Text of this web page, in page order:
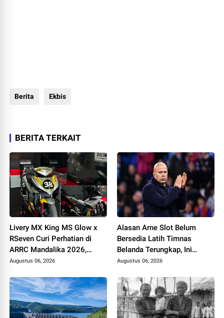
Berita Ekbis
BERITA TERKAIT
Livery MX King MS Glow x
RSeven Curi Perhatian di
ARRC Mandalika 2026,
Wawan Wello Siap Bertarung
Augustus 06, 2026
Alasan Arne Slot Belum
Bersedia Latih Timnas
Belanda Terungkap, Ini
Pertimbangannya
Augustus 06, 2026